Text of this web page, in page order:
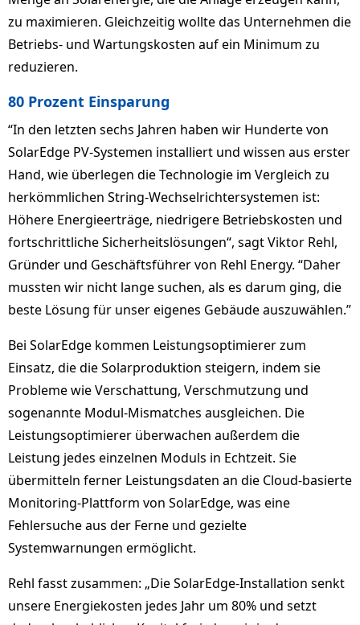
zu maximieren. Gleichzeitig wollte das Unternehmen die
Betriebs- und Wartungskosten auf ein Minimum zu
reduzieren.
80 Prozent Einsparung
“In den letzten sechs Jahren haben wir Hunderte von
SolarEdge PV-Systemen installiert und wissen aus erster
Hand, wie überlegen die Technologie im Vergleich zu
herkömmlichen String-Wechselrichtersystemen ist:
Höhere Energieerträge, niedrigere Betriebskosten und
fortschrittliche Sicherheitslösungen“, sagt Viktor Rehl,
Gründer und Geschäftsführer von Rehl Energy. “Daher
mussten wir nicht lange suchen, als es darum ging, die
beste Lösung für unser eigenes Gebäude auszuwählen.”
Bei SolarEdge kommen Leistungsoptimierer zum
Einsatz, die die Solarproduktion steigern, indem sie
Probleme wie Verschattung, Verschmutzung und
sogenannte Modul-Mismatches ausgleichen. Die
Leistungsoptimierer überwachen außerdem die
Leistung jedes einzelnen Moduls in Echtzeit. Sie
übermitteln ferner Leistungsdaten an die Cloud-basierte
Monitoring-Plattform von SolarEdge, was eine
Fehlersuche aus der Ferne und gezielte
Systemwarnungen ermöglicht.
Rehl fasst zusammen: „Die SolarEdge-Installation senkt
unsere Energiekosten jedes Jahr um 80% und setzt